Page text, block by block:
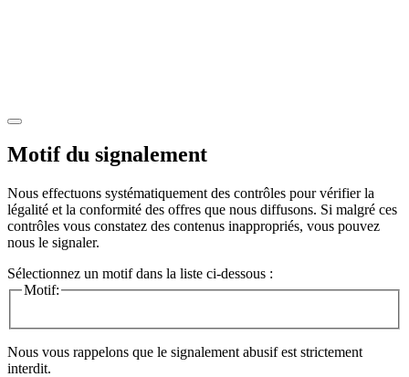
Motif du signalement
Nous effectuons systématiquement des contrôles pour vérifier la
légalité et la conformité des offres que nous diffusons. Si malgré ces
contrôles vous constatez des contenus inappropriés, vous pouvez
nous le signaler.
Sélectionnez un motif dans la liste ci-dessous :
Motif:
Nous vous rappelons que le signalement abusif est strictement
interdit.